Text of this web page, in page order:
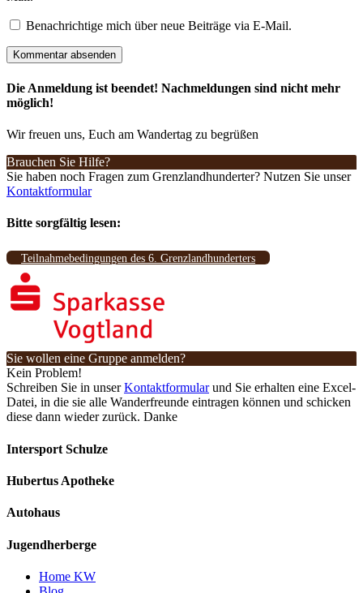
Benachrichtige mich über neue Beiträge via E-Mail.
Die Anmeldung ist beendet! Nachmeldungen sind nicht mehr
möglich!
Wir freuen uns, Euch am Wandertag zu begrüßen
Brauchen Sie Hilfe?
Sie haben noch Fragen zum Grenzlandhunderter? Nutzen Sie unser
Kontaktformular
Bitte sorgfältig lesen:
Teilnahmebedingungen des 6. Grenzlandhunderters
Sie wollen eine Gruppe anmelden?
Kein Problem!
Schreiben Sie in unserKontaktformularund Sie erhalten eine Excel-
Datei, in die sie alle Wanderfreunde eintragen können und schicken
diese dann wieder zurück. Danke
Intersport Schulze
Hubertus Apotheke
Autohaus
Jugendherberge
Home KW